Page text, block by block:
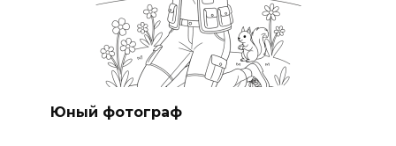
Юный фотограф